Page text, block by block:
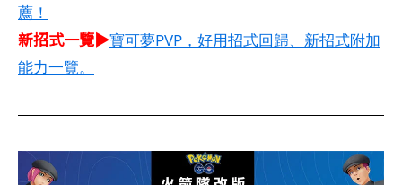
薦！
新招式一覽▶寶可夢PVP，好用招式回歸、新招式附加
能力一覽。